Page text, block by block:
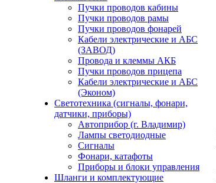
Пучки проводов кабины
Пучки проводов рамы
Пучки проводов фонарей
Кабели электрические и АБС
(ЗАВОД)
Провода и клеммы АКБ
Пучки проводов прицепа
Кабели электрические и АБС
(Эконом)
Светотехника (сигналы, фонари,
датчики, приборы)
Автоприбор (г. Владимир)
Лампы светодиодные
Сигналы
Фонари, катафоты
Приборы и блоки управления
Шланги и комплектующие